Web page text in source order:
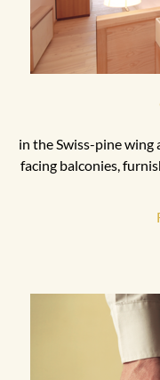
in the Swiss-pine
facing balconies,